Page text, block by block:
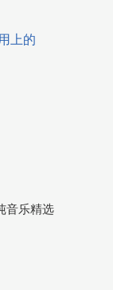
上的
音乐精选